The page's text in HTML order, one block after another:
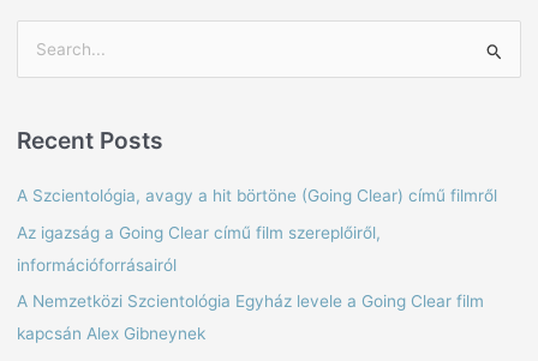
r
r
:
Recent Posts
A Szcientológia, avagy a hit börtöne (Going Clear) című filmről
Az igazság a Going Clear című film szereplőiről,
információforrásairól
A Nemzetközi Szcientológia Egyház levele a Going Clear film
kapcsán Alex Gibneynek